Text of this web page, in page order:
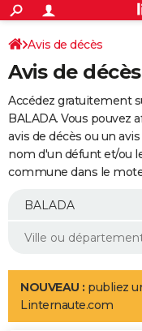
ACTUALITÉS
Politique
Société
Faits Divers
Education
Monde
Villes
+
SPORT
Coupe du monde 2026
Football
Tennis
Cyclisme
Rugby
Forum
Programme TV
TNT
Streaming
Cinéma
Sorties cinéma
Musique
+
FINANCE
Retraite
Epargne
Immobilier
Risques naturels par ville
Banque
Assurance
AUTO
Essais
Réserver un essai
Citadines
Berlines
SUV
Forum auto
+
Mobiles
Meilleur smartphone
Internet
Ordinateurs
Jeux vidéo
Guide high-tech
Aménagement intérieur
LIFESTYLE
Art de vivre
Bien-être
Loisirs
Mode
Modes de vie
Avis de décès
Avis de
Accédez gratuitement
BALADA. Vous pouvez
avis de décès ou un
nom d'un défunt et/ou
commune dans le
NOUVEAU : publiez
Linternaute.com